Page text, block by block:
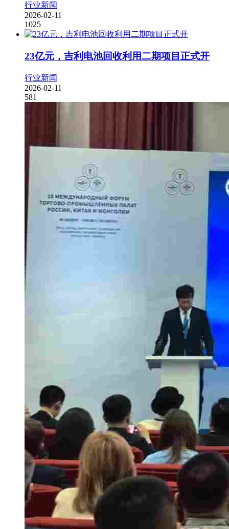
行业新闻
2026-02-11
1025
23亿元，吉利电池回收利用二期项目正式开
行业新闻
2026-02-11
581